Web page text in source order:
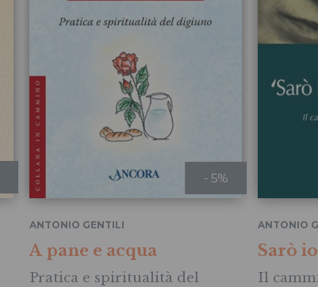
- 5%
ANTONIO GENTILI
A pane e acqua
Pratica e spiritualità del
ANTONIO
Sarò
Il